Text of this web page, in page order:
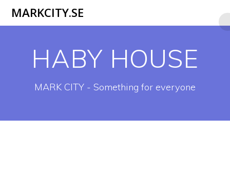
innehåll
MARKCITY.SE
HABY HOUSE
MARK CITY - Something for everyone